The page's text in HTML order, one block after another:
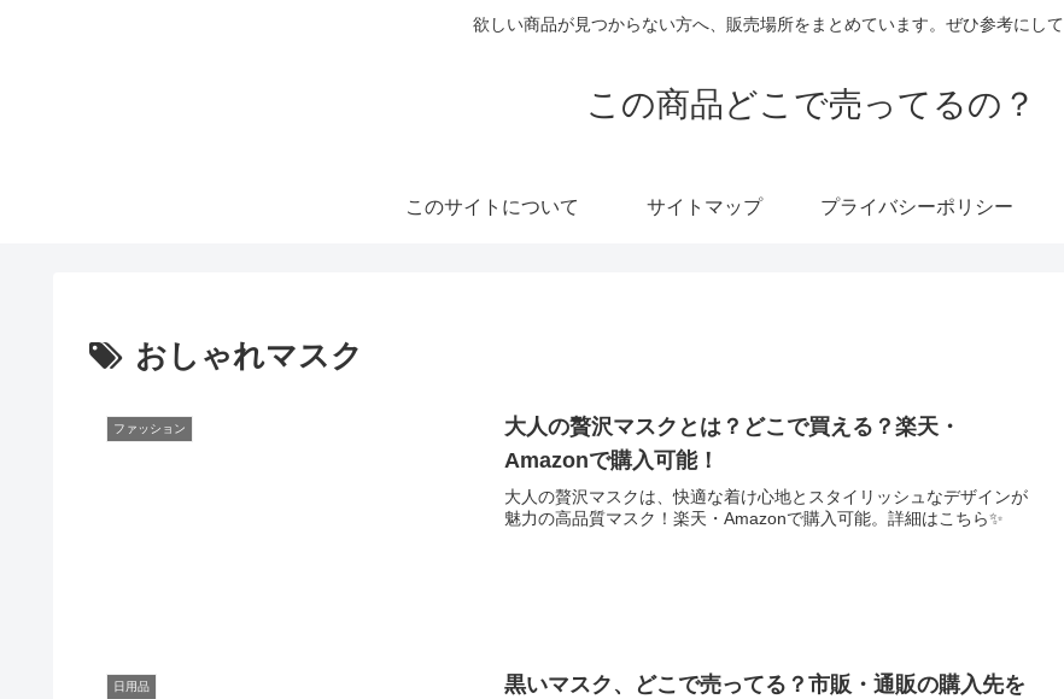
欲しい商品が見つからない方へ、販売場所をまとめています。ぜひ参考にして
この商品どこで売ってるの？
このサイトについて サイトマップ プライバシーポリシー
おしゃれマスク
ファッション
大人の贅沢マスクとは？どこで買える？楽天・
Amazonで購入可能！
大人の贅沢マスクは、快適な着け心地とスタイリッシュなデザインが
魅力の高品質マスク！楽天・Amazonで購入可能。詳細はこちら✨
日用品
黒いマスク、どこで売ってる？市販・通販の購入先を